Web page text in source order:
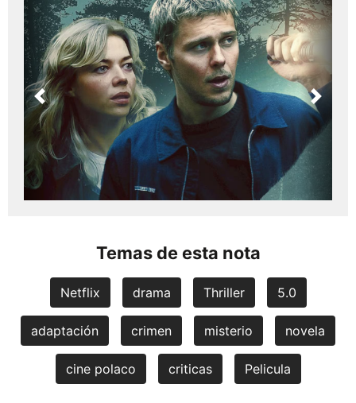
Previous Next
Temas de esta nota
Netflix drama Thriller 5.0
adaptación crimen misterio novela
cine polaco criticas Pelicula